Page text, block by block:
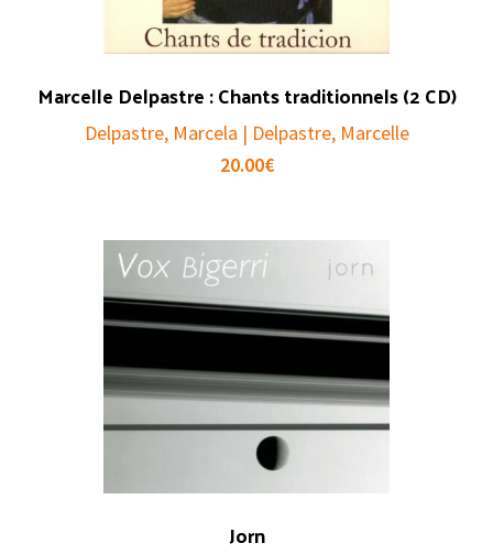
Marcelle Delpastre : Chants traditionnels (2 CD)
Delpastre, Marcela | Delpastre, Marcelle
20.00€
Jorn